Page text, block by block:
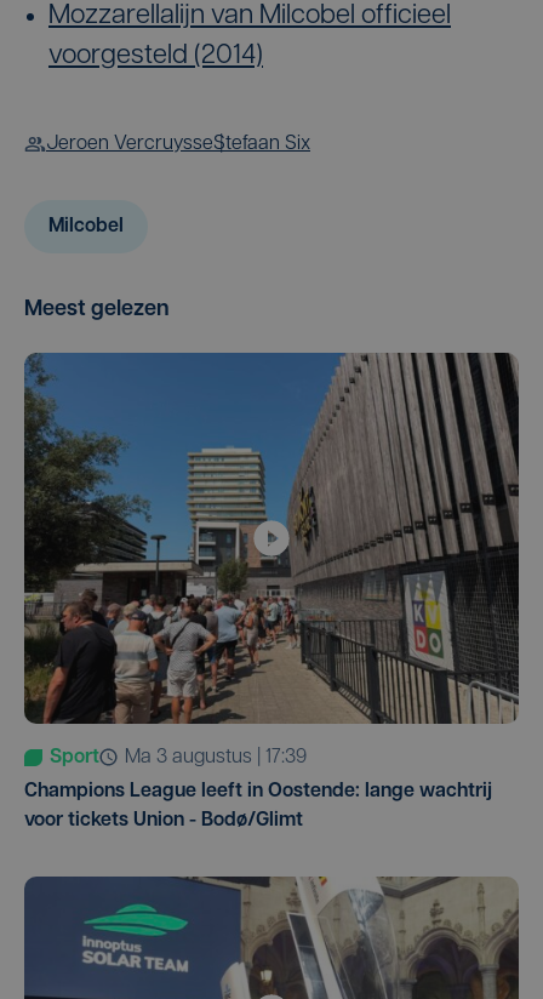
Mozzarellalijn van Milcobel officieel
voorgesteld (2014)
Jeroen VercruysseStefaan Six
Milcobel
Meest gelezen
Sport
ma 3 augustus | 17:39
Champions League leeft in Oostende: lange wachtrij
voor tickets Union - Bodø/Glimt